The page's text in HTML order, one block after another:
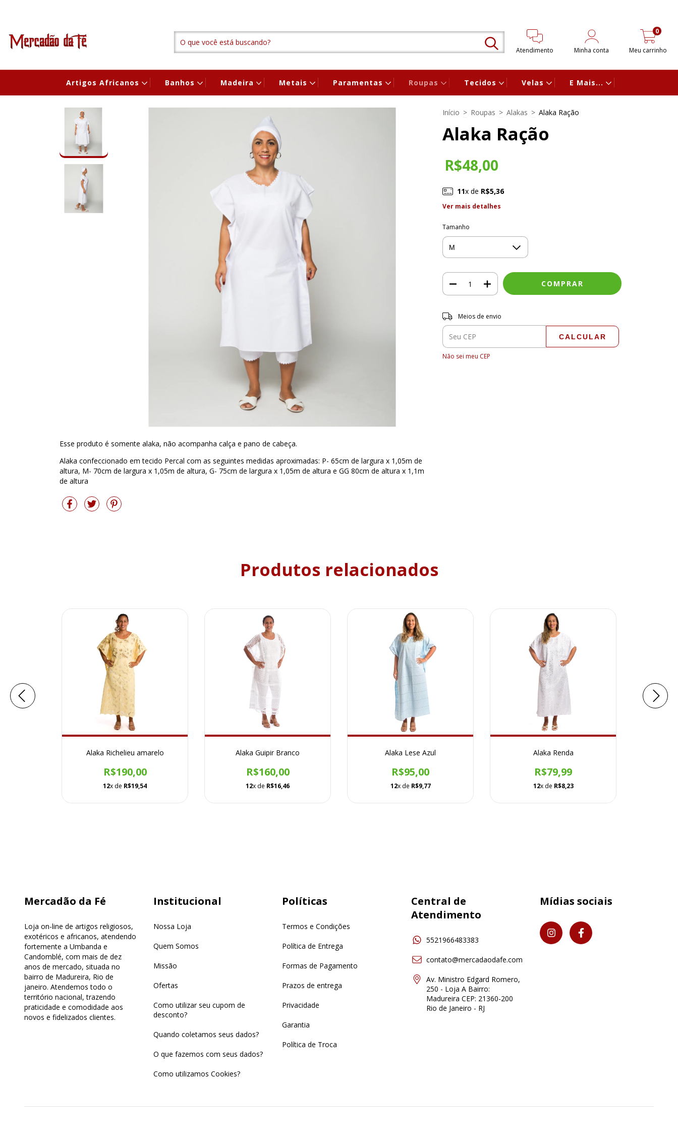
Atendimento Minha conta Meu carrinho
0
Artigos Africanos Banhos Madeira Metais Paramentas Roupas Tecidos Velas E Mais...
Esse produto é somente alaka, não acompanha calça e pano de cabeça.
Alaka confeccionado em tecido Percal com as seguintes medidas aproximadas: P- 65cm de largura x 1,05m de
altura, M- 70cm de largura x 1,05m de altura, G- 75cm de largura x 1,05m de altura e GG 80cm de altura x 1,1m
de altura
Início > Roupas > Alakas > Alaka Ração
Alaka Ração
R$48,00
11x de R$5,36
Ver mais detalhes
Tamanho
Entregas para o CEP:
Meios de envio
CALCULAR
Não sei meu CEP
Produtos relacionados
Alaka Richelieu amarelo
R$190,00
12x de R$19,54
Alaka Guipir Branco
R$160,00
12x de R$16,46
Alaka Lese Azul
R$95,00
12x de R$9,77
Alaka Renda
R$79,99
12x de R$8,23
Mercadão da Fé
Loja on-line de artigos religiosos,
exotéricos e africanos, atendendo
fortemente a Umbanda e
Candomblé, com mais de dez
anos de mercado, situada no
bairro de Madureira, Rio de
janeiro. Atendemos todo o
território nacional, trazendo
praticidade e comodidade aos
novos e fidelizados clientes.
Institucional
Nossa Loja
Quem Somos
Missão
Ofertas
Como utilizar seu cupom de
desconto?
Quando coletamos seus dados?
O que fazemos com seus dados?
Como utilizamos Cookies?
Políticas
Termos e Condições
Política de Entrega
Formas de Pagamento
Prazos de entrega
Privacidade
Garantia
Política de Troca
Central de
Atendimento
5521966483383
contato@mercadaodafe.com
Av. Ministro Edgard Romero,
250 - Loja A Bairro:
Madureira CEP: 21360-200
Rio de Janeiro - RJ
Mídias sociais